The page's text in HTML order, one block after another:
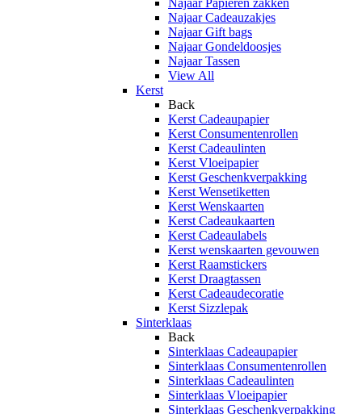
Najaar Papieren zakken
Najaar Cadeauzakjes
Najaar Gift bags
Najaar Gondeldoosjes
Najaar Tassen
View All
Kerst
Back
Kerst Cadeaupapier
Kerst Consumentenrollen
Kerst Cadeaulinten
Kerst Vloeipapier
Kerst Geschenkverpakking
Kerst Wensetiketten
Kerst Wenskaarten
Kerst Cadeaukaarten
Kerst Cadeaulabels
Kerst wenskaarten gevouwen
Kerst Raamstickers
Kerst Draagtassen
Kerst Cadeaudecoratie
Kerst Sizzlepak
Sinterklaas
Back
Sinterklaas Cadeaupapier
Sinterklaas Consumentenrollen
Sinterklaas Cadeaulinten
Sinterklaas Vloeipapier
Sinterklaas Geschenkverpakking